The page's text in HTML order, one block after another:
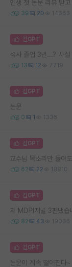
인생 첫 논문 리뷰 받
39 20 14363
김GPT
석사 졸업 3년...? 사실
13 12 7719
김GPT
논문
0 1 1336
김GPT
교수님 목소리만 들어
62 22 18810
김GPT
저 MDPI저널 3편냈습
82 43 19036
김GPT
논문이 계속 떨어진다~